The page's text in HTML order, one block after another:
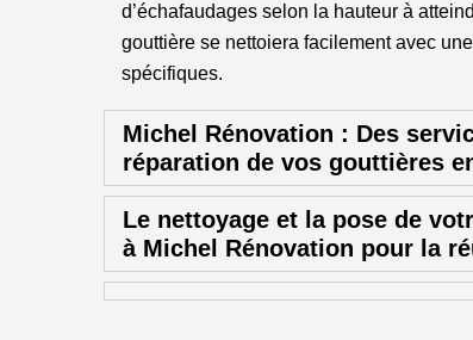
d’échafaudages selon la hauteur à
gouttière se nettoiera facilement avec
spécifiques.
Michel Rénovation : Des
réparation de vos gouttières
Le nettoyage et la pose de
à Michel Rénovation pour la